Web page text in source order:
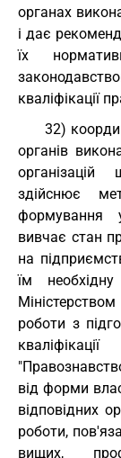
органах
і дає
їх
кваліфікації
32)
органів
здійснює
формування
вивчає стан
на
їм
роботи з
від форми
відповідних
роботи,
вищих,